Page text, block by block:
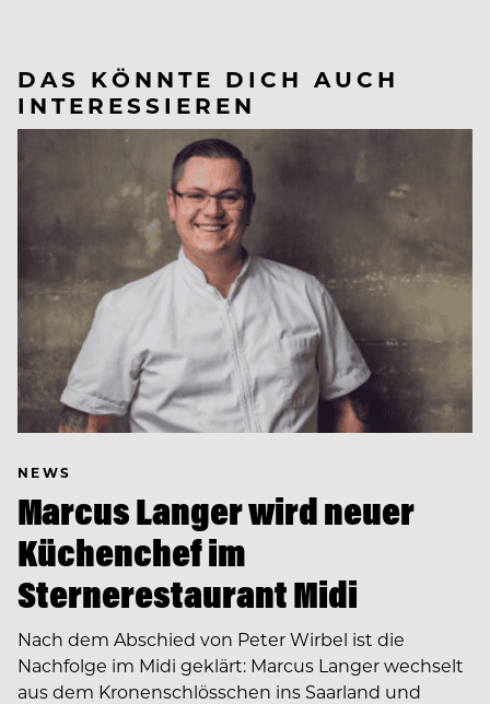
DAS KÖNNTE DICH AUCH
INTERESSIEREN
NEWS
Marcus Langer wird neuer
Küchenchef im
Sternerestaurant Midi
Nach dem Abschied von Peter Wirbel ist die
Nachfolge im Midi geklärt: Marcus Langer wechselt
aus dem Kronenschlösschen ins Saarland und